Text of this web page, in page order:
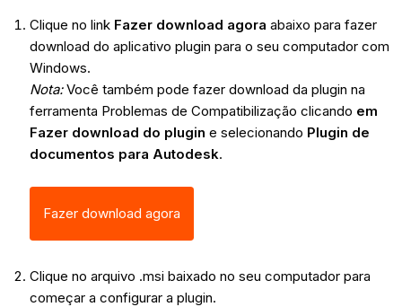
Clique no linkFazer download agora abaixo para fazer
download do aplicativo plugin para o seu computador com
Windows.
Nota:Você também pode fazer download da plugin na
ferramenta Problemas de Compatibilização clicando em
Fazer download do plugin e selecionando Plugin de
documentos para Autodesk.
Fazer download agora
Clique no arquivo .msi baixado no seu computador para
começar a configurar a plugin.